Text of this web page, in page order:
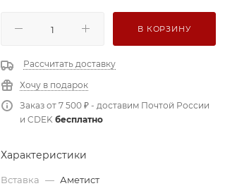
В КОРЗИНУ
Рассчитать доставку
Хочу в подарок
Заказ от 7 500 ₽ - доставим Почтой России
и CDEK бесплатно
Характеристики
Вставка — Аметист